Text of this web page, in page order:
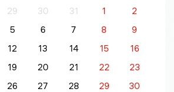
29 30 31 1
2
5 6 7 8
9
12 13 14 15
16
19 20 21 22
23
26 27 28 29
30